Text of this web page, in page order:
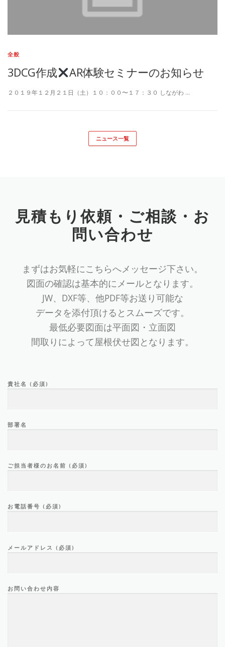
全般
3DCG作成 AR体験セミナーのお知らせ
２０１９年１２月２１日（土）１０：００〜１７：３０ しながわ …
ニュース一覧
見積もり依頼・ご相談・お
問い合わせ
まずはお気軽にこちらへメッセージ下さい。
図面の確認は基本的にメールとなります。
JW、DXF等、他PDF等お送り可能な
データを添付頂けるとスムーズです。
最低必要図面は平面図・立面図
間取りによって屋根伏せ図となります。
貴社名 (必須)
部署名
ご担当者様のお名前 (必須)
お電話番号 (必須)
メールアドレス (必須)
お問い合わせ内容